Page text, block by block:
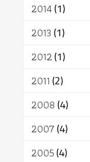
2014(1)
2013 (1)
2012(1)
2011 (2)
2008 (4)
2007(4)
2005(4)